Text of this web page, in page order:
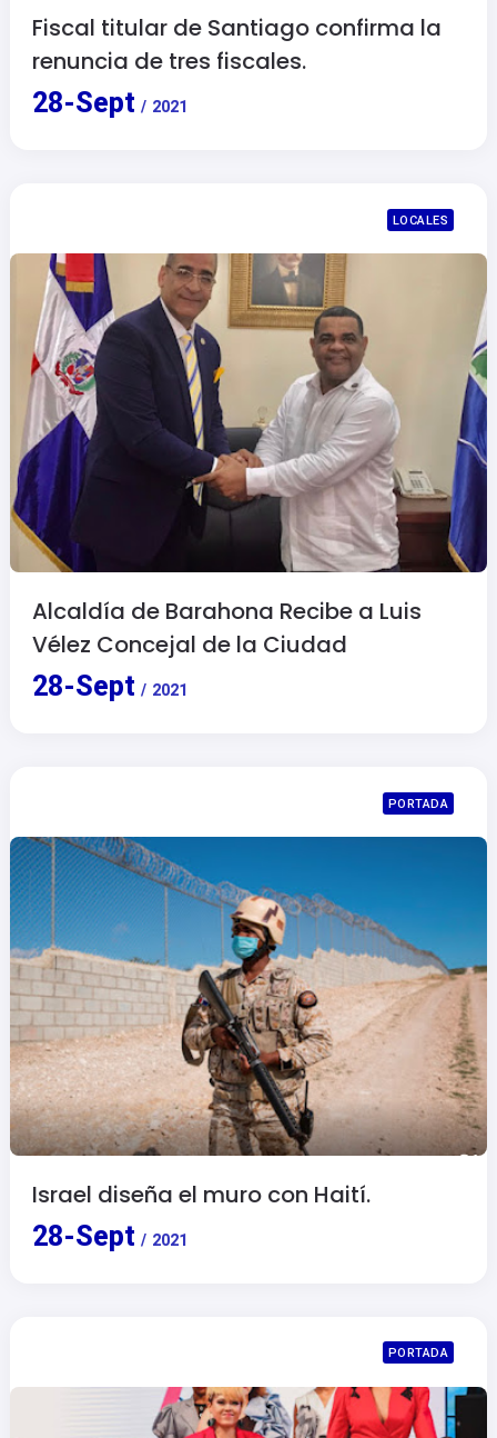
Fiscal titular de Santiago confirma la
renuncia de tres fiscales.
28-Sept / 2021
LOCALES
Alcaldía de Barahona Recibe a Luis
Vélez Concejal de la Ciudad
28-Sept / 2021
PORTADA
Israel diseña el muro con Haití.
28-Sept / 2021
PORTADA